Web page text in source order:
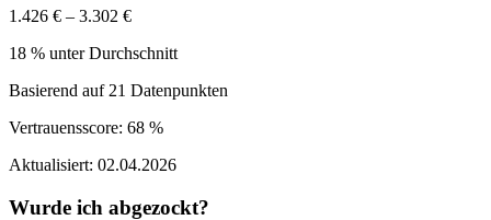
1.426 € – 3.302 €
18 % unter Durchschnitt
Basierend auf 21 Datenpunkten
Vertrauensscore: 68 %
Aktualisiert: 02.04.2026
Wurde ich abgezockt?